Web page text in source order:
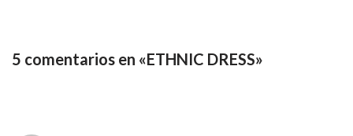
5 comentarios en «ETHNIC DRESS»